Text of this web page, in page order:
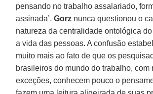
pensando no trabalho assalariado,
assinada’.Gorz nunca questionou o
natureza da centralidade ontológica
a vida das pessoas. A confusão
muito mais ao fato de que os
brasileiros do mundo do trabalho, com
exceções, conhecem pouco o